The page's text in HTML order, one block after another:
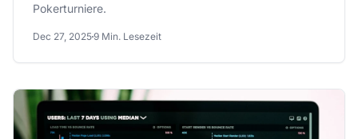
Pokerturniere.
Dec 27, 20259 Min. Lesezeit